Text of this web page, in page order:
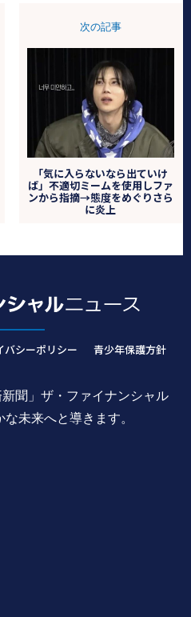
次の記事
「気に入らないなら出ていけ
ば」不適切ミームを使用しファ
ンから指摘→態度をめぐりさら
に炎上
バシーポリシー 青少年保護方針
新聞」ザ・ファイナンシャル
未来へと導きます。